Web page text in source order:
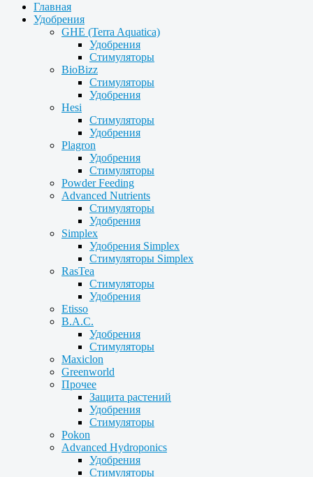
Главная
Удобрения
GHE (Terra Aquatica)
Удобрения
Стимуляторы
BioBizz
Стимуляторы
Удобрения
Hesi
Стимуляторы
Удобрения
Plagron
Удобрения
Стимуляторы
Powder Feeding
Advanced Nutrients
Стимуляторы
Удобрения
Simplex
Удобрения Simplex
Стимуляторы Simplex
RasTea
Стимуляторы
Удобрения
Etisso
B.A.C.
Удобрения
Стимуляторы
Maxiclon
Greenworld
Прочее
Защита растений
Удобрения
Стимуляторы
Pokon
Advanced Hydroponics
Удобрения
Стимуляторы